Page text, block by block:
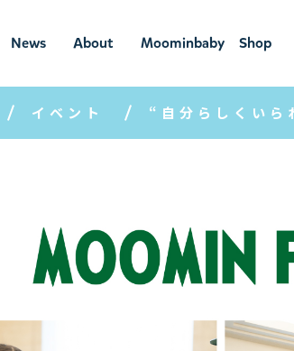
News
ニュ
ース
About
ムーミン
について
Moominbaby
ムーミンベ
ビー
Shop
ショ
ップ
イベント “自分らしくいら